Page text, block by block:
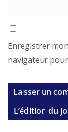
Enregistrer
navigateur
L’édition du